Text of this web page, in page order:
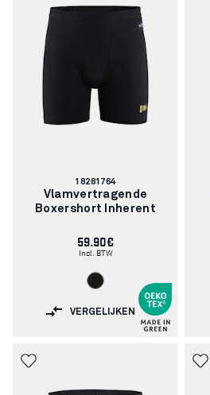
Artikelnummer:
18281764
Vlamvertragende
Boxershort Inherent
59.90€
Incl. BTW
VERGELIJKEN